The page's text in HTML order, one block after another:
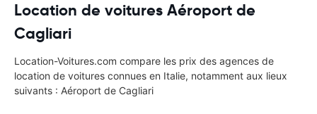
Location de voitures Aéroport de
Cagliari
Location-Voitures.com compare les prix des agences de
location de voitures connues en Italie, notamment aux lieux
suivants : Aéroport de Cagliari